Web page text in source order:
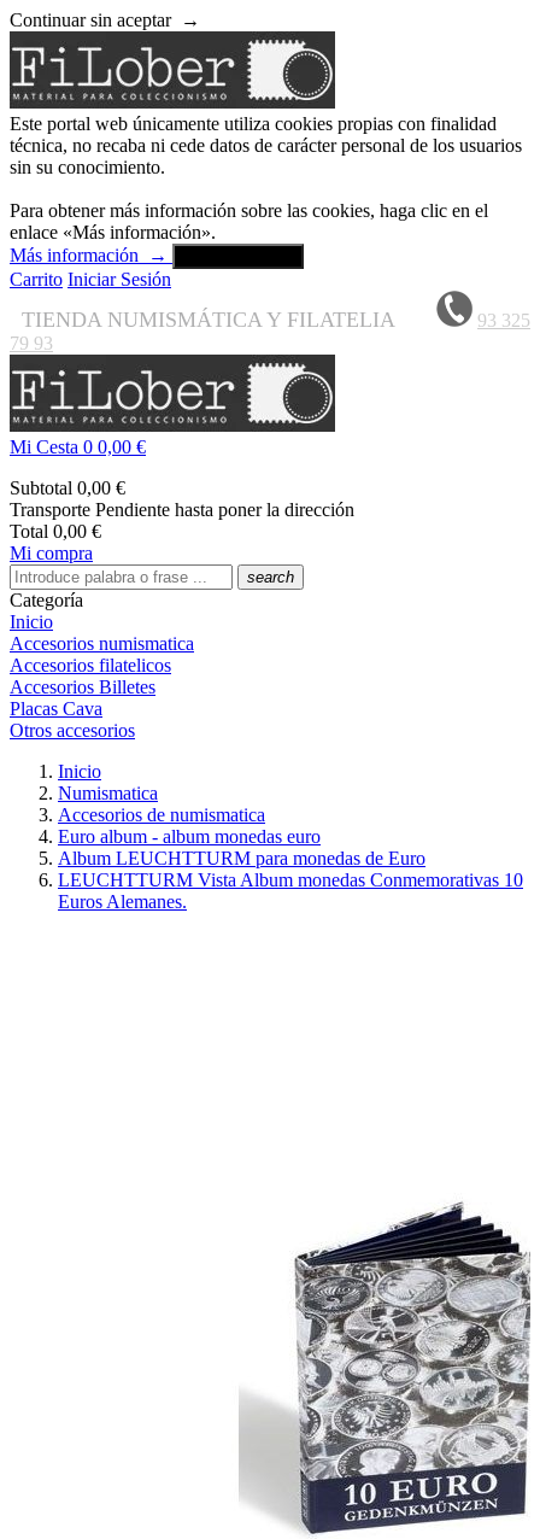
Continuar sin aceptar →
Este portal web únicamente utiliza cookies propias con finalidad
técnica, no recaba ni cede datos de carácter personal de los usuarios
sin su conocimiento.
Para obtener más información sobre las cookies, haga clic en el
enlace «Más información».
Más información
→
Carrito Iniciar Sesión
TIENDA NUMISMÁTICA Y FILATELIA
93 325
79 93
Mi Cesta 0 0,00 €
Subtotal 0,00 €
Transporte Pendiente hasta poner la dirección
Total 0,00 €
Mi compra
search
Categoría
Inicio
Accesorios numismatica
Accesorios filatelicos
Accesorios Billetes
Placas Cava
Otros accesorios
Inicio
Numismatica
Accesorios de numismatica
Euro album - album monedas euro
Album LEUCHTTURM para monedas de Euro
LEUCHTTURM Vista Album monedas Conmemorativas 10
Euros Alemanes.